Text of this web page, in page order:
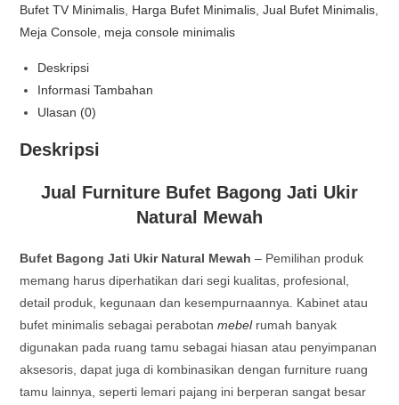
Bufet TV Minimalis Harga Bufet Minimalis ,Jual Bufet Minimalis
Meja Console meja console minimalis
Deskripsi
Informasi Tambahan
Ulasan (0)
Deskripsi
Jual Furniture Bufet Bagong Jati Ukir
Natural Mewah
Bufet Bagong Jati Ukir Natural Mewah – Pemilihan produk
memang harus diperhatikan dari segi kualitas, profesional,
detail produk, kegunaan dan kesempurnaannya. Kabinet atau
bufet minimalis sebagai perabotanmebelrumah banyak
digunakan pada ruang tamu sebagai hiasan atau penyimpanan
aksesoris, dapat juga di kombinasikan dengan furniture ruang
tamu lainnya, seperti lemari pajang ini berperan sangat besar